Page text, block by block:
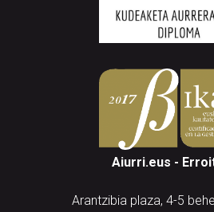
Aiurri.eus -
Arantzibia plaza, 4-5